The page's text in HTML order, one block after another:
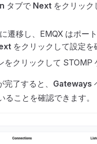
タブで Next をクリッ
遷移し、EMQX はポート
をクリックして設定を
をクリックして STOMP
了すると、 Gateways
ることを確認できます。